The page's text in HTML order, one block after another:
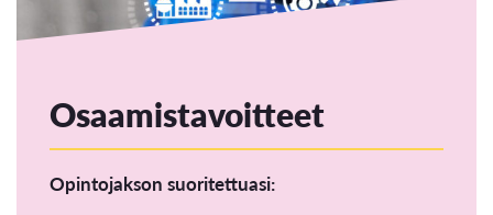
Osaamistavoitteet
Opintojakson suoritettuasi: